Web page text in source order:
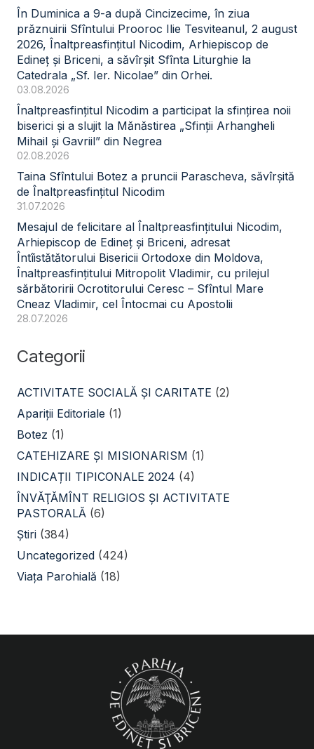
În Duminica a 9-a după Cincizecime, în ziua
prăznuirii Sfîntului Prooroc Ilie Tesviteanul, 2 august
2026, Înaltpreasfințitul Nicodim, Arhiepiscop de
Edineț și Briceni, a săvîrșit Sfînta Liturghie la
Catedrala „Sf. Ier. Nicolae” din Orhei.
03.08.2026
Înaltpreasfințitul Nicodim a participat la sfințirea noii
biserici și a slujit la Mănăstirea „Sfinții Arhangheli
Mihail și Gavriil” din Negrea
02.08.2026
Taina Sfîntului Botez a pruncii Parascheva, săvîrșită
de Înaltpreasfințitul Nicodim
31.07.2026
Mesajul de felicitare al Înaltpreasfințitului Nicodim,
Arhiepiscop de Edineț și Briceni, adresat
Întîistătătorului Bisericii Ortodoxe din Moldova,
Înaltpreasfințitului Mitropolit Vladimir, cu prilejul
sărbătoririi Ocrotitorului Ceresc – Sfîntul Mare
Cneaz Vladimir, cel Întocmai cu Apostolii
28.07.2026
Categorii
ACTIVITATE SOCIALĂ ŞI CARITATE (2)
Apariții Editoriale (1)
Botez (1)
CATEHIZARE ŞI MISIONARISM (1)
INDICAȚII TIPICONALE 2024 (4)
ÎNVĂŢĂMÎNT RELIGIOS ŞI ACTIVITATE
PASTORALĂ (6)
Știri (384)
Uncategorized (424)
Viața Parohială (18)